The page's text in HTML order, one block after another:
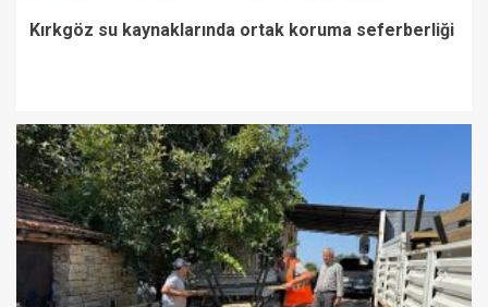
Kırkgöz su kaynaklarında ortak koruma seferberliği